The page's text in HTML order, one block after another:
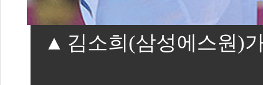
김소희(삼성에스원)